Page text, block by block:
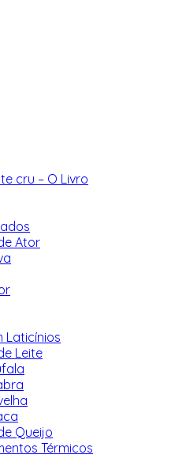
cru – O Livro
Ator
Laticínios
Leite
Queijo
Térmicos